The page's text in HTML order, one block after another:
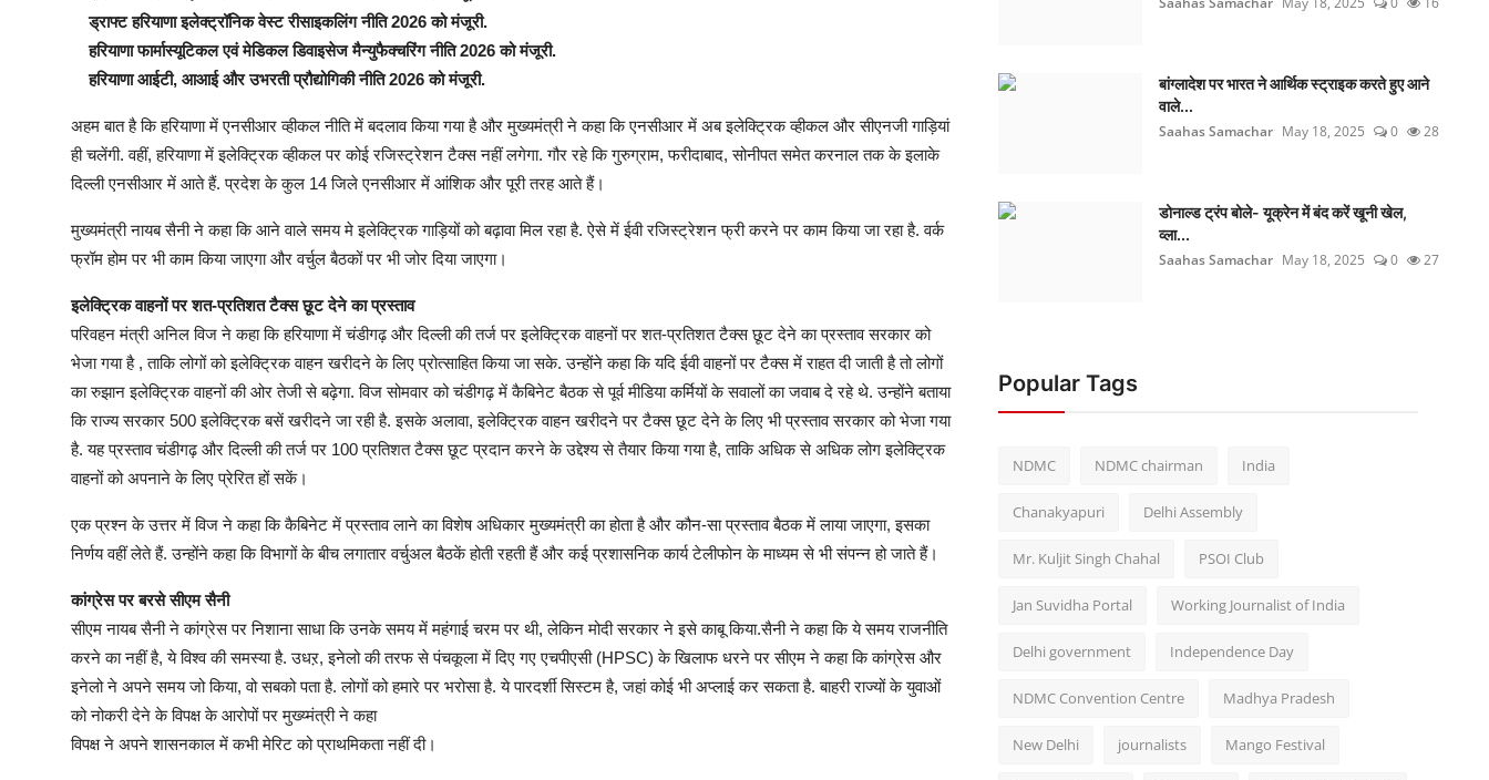
ड्राफ्ट हरियाणा इलेक्ट्रॉनिक वेस्ट रीसाइकलिंग नीति 2026 को मंजूरी.
हरियाणा फार्मास्यूटिकल एवं मेडिकल डिवाइसेज मैन्युफैक्चरिंग नीति 2026 को मंजूरी.
हरियाणा आईटी, आआई और उभरती प्रौद्योगिकी नीति 2026 को मंजूरी.
अहम बात है कि हरियाणा में एनसीआर व्हीकल नीति में बदलाव किया गया है और मुख्यमंत्री ने कहा कि एनसीआर में अब इलेक्ट्रिक व्हीकल और सीएनजी गाड़ियां
ही चलेंगी. वहीं, हरियाणा में इलेक्ट्रिक व्हीकल पर कोई रजिस्ट्रेशन टैक्स नहीं लगेगा. गौर रहे कि गुरुग्राम, फरीदाबाद, सोनीपत समेत करनाल तक के इलाके
दिल्ली एनसीआर में आते हैं. प्रदेश के कुल 14 जिले एनसीआर में आंशिक और पूरी तरह आते हैं।
मुख्यमंत्री नायब सैनी ने कहा कि आने वाले समय मे इलेक्ट्रिक गाड़ियों को बढ़ावा मिल रहा है. ऐसे में ईवी रजिस्ट्रेशन फ्री करने पर काम किया जा रहा है. वर्क
फ्रॉम होम पर भी काम किया जाएगा और वर्चुल बैठकों पर भी जोर दिया जाएगा।
इलेक्ट्रिक वाहनों पर शत-प्रतिशत टैक्स छूट देने का प्रस्ताव
परिवहन मंत्री अनिल विज ने कहा कि हरियाणा में चंडीगढ़ और दिल्ली की तर्ज पर इलेक्ट्रिक वाहनों पर शत-प्रतिशत टैक्स छूट देने का प्रस्ताव सरकार को
भेजा गया है , ताकि लोगों को इलेक्ट्रिक वाहन खरीदने के लिए प्रोत्साहित किया जा सके. उन्होंने कहा कि यदि ईवी वाहनों पर टैक्स में राहत दी जाती है तो लोगों
का रुझान इलेक्ट्रिक वाहनों की ओर तेजी से बढ़ेगा. विज सोमवार को चंडीगढ़ में कैबिनेट बैठक से पूर्व मीडिया कर्मियों के सवालों का जवाब दे रहे थे. उन्होंने बताया
कि राज्य सरकार 500 इलेक्ट्रिक बसें खरीदने जा रही है. इसके अलावा, इलेक्ट्रिक वाहन खरीदने पर टैक्स छूट देने के लिए भी प्रस्ताव सरकार को भेजा गया
है. यह प्रस्ताव चंडीगढ़ और दिल्ली की तर्ज पर 100 प्रतिशत टैक्स छूट प्रदान करने के उद्देश्य से तैयार किया गया है, ताकि अधिक से अधिक लोग इलेक्ट्रिक
वाहनों को अपनाने के लिए प्रेरित हों सकें।
एक प्रश्न के उत्तर में विज ने कहा कि कैबिनेट में प्रस्ताव लाने का विशेष अधिकार मुख्यमंत्री का होता है और कौन-सा प्रस्ताव बैठक में लाया जाएगा, इसका
निर्णय वहीं लेते हैं. उन्होंने कहा कि विभागों के बीच लगातार वर्चुअल बैठकें होती रहती हैं और कई प्रशासनिक कार्य टेलीफोन के माध्यम से भी संपन्न हो जाते हैं।
कांग्रेस पर बरसे सीएम सैनी
सीएम नायब सैनी ने कांग्रेस पर निशाना साधा कि उनके समय में महंगाई चरम पर थी, लेकिन मोदी सरकार ने इसे काबू किया.सैनी ने कहा कि ये समय राजनीति
करने का नहीं है, ये विश्व की समस्या है. उधऱ, इनेलो की तरफ से पंचकूला में दिए गए एचपीएसी (HPSC) के खिलाफ धरने पर सीएम ने कहा कि कांग्रेस और
इनेलो ने अपने समय जो किया, वो सबको पता है. लोगों को हमारे पर भरोसा है. ये पारदर्शी सिस्टम है, जहां कोई भी अप्लाई कर सकता है. बाहरी राज्यों के युवाओं
को नोकरी देने के विपक्ष के आरोपों पर मुख्य्मंत्री ने कहा
विपक्ष ने अपने शासनकाल में कभी मेरिट को प्राथमिकता नहीं दी।
बांग्लादेश पर भारत ने आर्थिक स्ट्राइक करते हुए आने
वाले...
Saahas Samachar May 18, 2025 0 28
डोनाल्ड ट्रंप बोले- यूक्रेन में बंद करें खूनी खेल,
व्ला...
Saahas Samachar May 18, 2025 0 27
Popular Tags
NDMC NDMC chairman India
Chanakyapuri Delhi Assembly
Mr. Kuljit Singh Chahal PSOI Club
Jan Suvidha Portal Working Journalist of India
Delhi government Independence Day
NDMC Convention Centre Madhya Pradesh
New Delhi journalists Mango Festival